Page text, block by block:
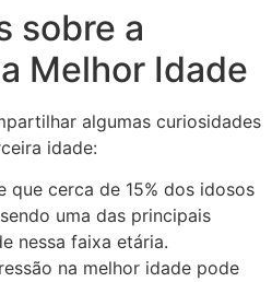
sobre a
Melhor Idade
algumas curiosidades
idade:
que cerca de 15% dos idosos
uma das principais
nessa faixa etária.
na melhor idade pode